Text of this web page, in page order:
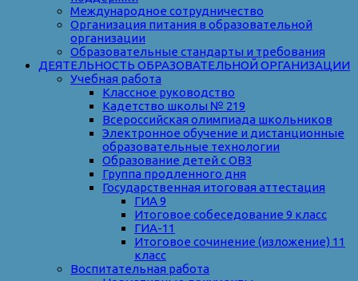
Международное сотрудничество
Организация питания в образовательной
организации
Образовательные стандарты и требования
ДЕЯТЕЛЬНОСТЬ ОБРАЗОВАТЕЛЬНОЙ ОРГАНИЗАЦИИ
Учебная работа
Классное руководство
Кадетство школы № 219
Всероссийская олимпиада школьников
Электронное обучение и дистанционные
образовательные технологии
Образование детей с ОВЗ
Группа продленного дня
Государственная итоговая аттестация
ГИА 9
Итоговое собеседование 9 класс
ГИА-11
Итоговое сочинение (изложение) 11
класс
Воспитательная работа